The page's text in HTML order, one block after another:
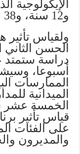
و12 سنة، و38 ألف و752 أستاذا وأستاذة.
ولقياس تأثير
الحسن الثاني
دراسة
أسبوعا،
الممارسات
الميدانية
الخمسة عشر
قياس تأثير
على الفئات
والمديرون